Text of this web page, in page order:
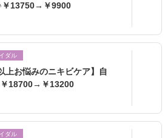
￥13750→￥9900
ダル
上お悩みのニキビケア】自
18700→￥13200
ダル